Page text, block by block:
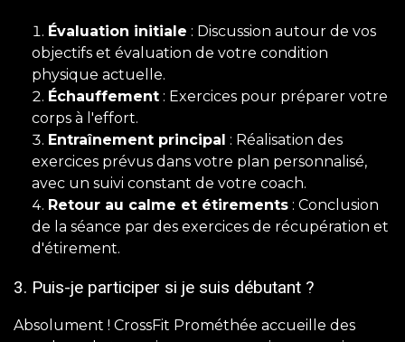
Évaluation initiale : Discussion autour de vos
objectifs et évaluation de votre condition
physique actuelle.
Échauffement : Exercices pour préparer votre
corps à l'effort.
Entraînement principal : Réalisation des
exercices prévus dans votre plan personnalisé,
avec un suivi constant de votre coach.
Retour au calme et étirements : Conclusion
de la séance par des exercices de récupération et
d'étirement.
3. Puis-je participer si je suis débutant ?
Absolument ! CrossFit Prométhée accueille des